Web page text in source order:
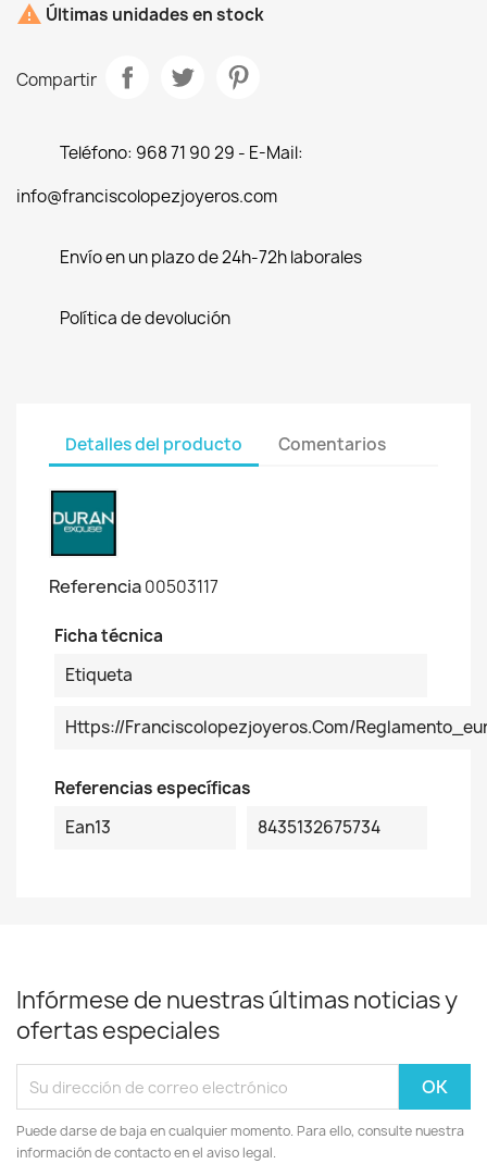
 Últimas unidades en stock
Compartir
Teléfono: 968 71 90 29 - E-Mail:
info@franciscolopezjoyeros.com
Envío en un plazo de 24h-72h laborales
Política de devolución
Detalles del producto Comentarios
Referencia00503117
Ficha técnica
Etiqueta
Https://franciscolopezjoyeros.com/
Referencias específicas
Ean13
8435132675734
Infórmese de nuestras últimas noticias y
ofertas especiales
Puede darse de baja en cualquier momento. Para ello, consulte nuestra
información de contacto en el aviso legal.